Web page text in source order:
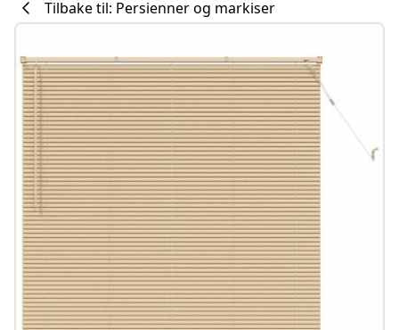
Tilbake til: Persienner og markiser